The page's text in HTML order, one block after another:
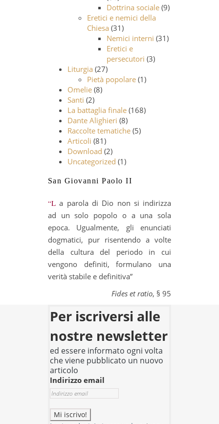
Dottrina sociale(9)
Eretici e nemici della
Chiesa (31)
Nemici interni (31)
Eretici e
persecutori (3)
Liturgia (27)
Pietà popolare(1)
Omelie(8)
Santi (2)
La battaglia finale(168)
Dante Alighieri (8)
Raccolte tematiche(5)
Articoli (81)
Download (2)
Uncategorized (1)
San Giovanni Paolo II
“La parola di Dio non si indirizza
ad un solo popolo o a una sola
epoca. Ugualmente, gli enunciati
dogmatici, pur risentendo a volte
della cultura del periodo in cui
vengono definiti, formulano una
verità stabile e definitiva”
Fides et ratio, § 95
Per iscriversi alle
nostre newsletter
ed essere informato ogni volta
che viene pubblicato un nuovo
articolo
Indirizzo email